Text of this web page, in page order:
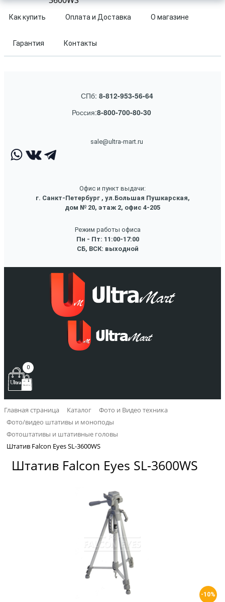
Как купить Оплата и Доставка О магазине
Гарантия Контакты
СПб: 8-812-953-56-64
Россия:8-800-700-80-30
sale@ultra-mart.ru
Офис и пункт выдачи:
г. Санкт-Петербург , ул.Большая Пушкарская,
дом № 20, этаж 2, офис 4-205
Режим работы офиса
Пн - Пт: 11:00-17:00
СБ, ВСК: выходной
0
Главная страница Каталог
Фото и Видео техника
Фото/видео штативы и моноподы
Фотоштативы и штативные головы
Штатив Falcon Eyes SL-3600WS
Штатив Falcon Eyes SL-3600WS
-10%